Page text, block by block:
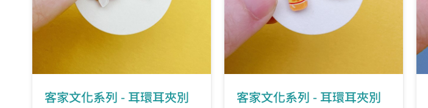
客家文化系列 - 耳環耳夾別
客家文化系列 - 耳環耳夾別